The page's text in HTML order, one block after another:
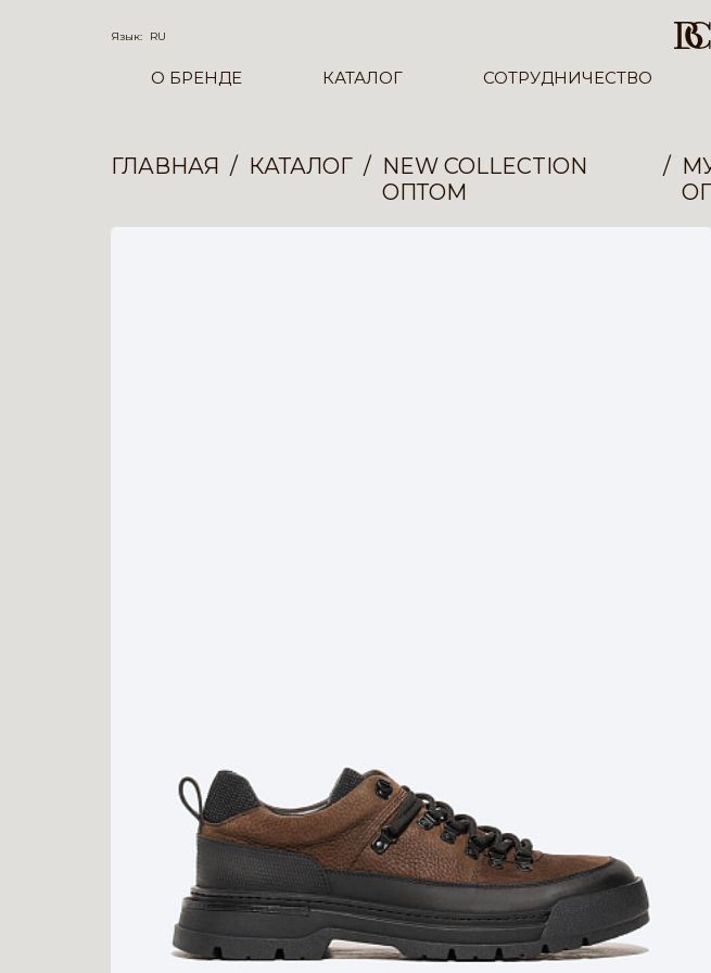
Язык: RU
О БРЕНДЕ КАТАЛОГ СОТРУДНИЧЕСТВО
ГЛАВНАЯ КАТАЛОГ
NEW COLLECTION
ОПТОМ